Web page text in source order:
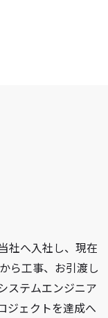
社へ入社し、現在
ら工事、お引渡し
ステムエンジニア
ジェクトを達成へ